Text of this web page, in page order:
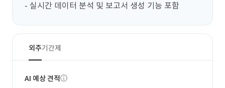
- 실시간 데이터 분석 및 보고서 생성 기능 포함
외주기간제
AI 예상 견적